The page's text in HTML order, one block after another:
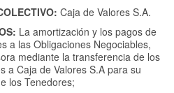
Caja de Valores S.A.
La amortización y los pagos de
a las Obligaciones Negociables,
mediante la transferencia de los
a Caja de Valores S.A para su
los Tenedores;